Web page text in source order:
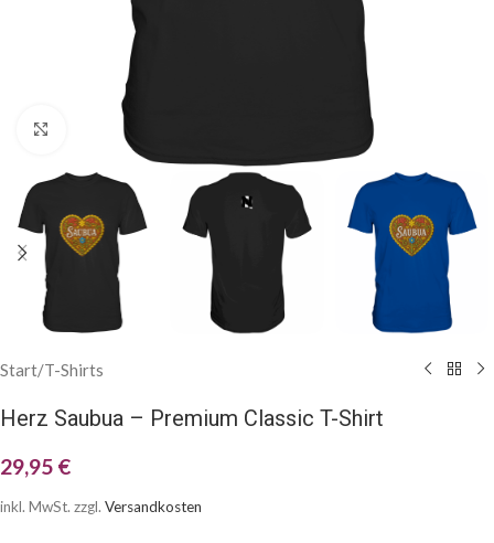
Klick zum Vergrößern
Start/T-Shirts
Herz Saubua – Premium Classic T-Shirt
29,95 €
inkl. MwSt. zzgl. Versandkosten